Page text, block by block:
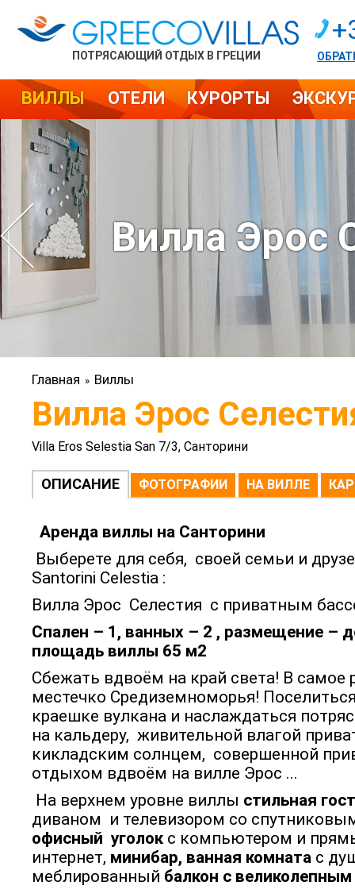
ПОТРЯСАЮЩИЙ ОТДЫХ В ГРЕЦИИ
ВИЛЛЫ ОТЕЛИ КУРОРТЫ
Вилла Эрос
Главная » Виллы
Вилла Эрос
Villa Eros Selestia San 7/3, Санторини
ОПИСАНИЕ ФОТОГРАФИИ НА ВИЛЛЕ
Аренда виллы на Санторини
Выберете для себя, своей семьи и
Santorini Celestia :
Вилла Эрос Селестия с приватным
Спален – 1, ванных – 2 , размещение –
площадь виллы 65 м2
Сбежать вдвоём на край света! В самое
местечко Средиземноморья!
краешке вулкана и наслаждаться
на кальдеру, живительной влагой
кикладским солнцем, совершенной
отдыхом вдвоём на вилле Эрос ...
На верхнем уровне виллы стильная
диваном и телевизором со
офисный уголокс компьютером и
интернет, минибар, ванная комната с
меблированный балкон с